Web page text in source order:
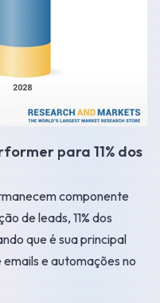
para 11% dos
componente
de leads, 11% dos
que é sua principal
e automações no